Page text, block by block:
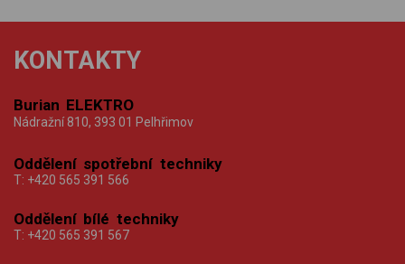
KONTAKTY
Burian ELEKTRO
Nádražní 810, 393 01 Pelhřimov
Oddělení spotřební techniky
T: +420 565 391 566
Oddělení bílé techniky
T: +420 565 391 567